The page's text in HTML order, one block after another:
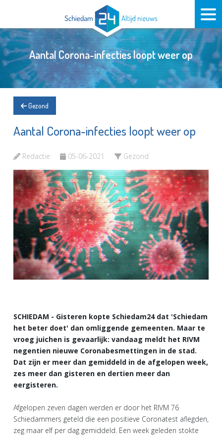
Aantal Corona-infecties loopt weer op
Gezond
Aantal Corona-infecties loopt weer op
Redactie 05-06-2021 Gezond
SCHIEDAM - Gisteren kopte Schiedam24 dat 'Schiedam
het beter doet' dan omliggende gemeenten. Maar te
vroeg juichen is gevaarlijk: vandaag meldt het RIVM
negentien nieuwe Coronabesmettingen in de stad.
Dat zijn er meer dan gemiddeld in de afgelopen week,
zes meer dan gisteren en dertien meer dan
eergisteren.
Afgelopen zeven dagen werden er door het RIVM 76
Schiedammers geteld die een positieve Coronatest aflegden,
zeg maar elf per dag gemiddeld. Een week geleden stokte